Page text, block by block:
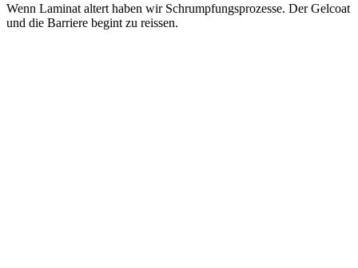
Wenn Laminat altert haben wir Schrumpfungsprozesse. Der Gelcoat
und die Barriere begint zu reissen.